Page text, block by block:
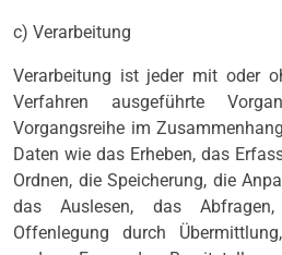
c) Verarbeitung
Verarbeitung ist jeder mit oder
Verfahren ausgeführte
Vorgangsreihe im
Daten wie das Erheben, das
Ordnen, die Speicherung, die
das Auslesen, das
Offenlegung durch